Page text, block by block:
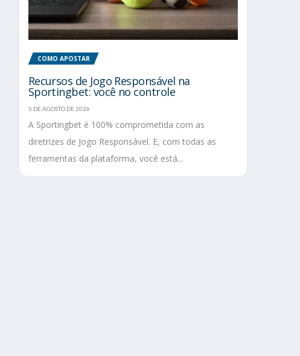
COMO APOSTAR
Recursos de Jogo Responsável na
Sportingbet: você no controle
5 DE AGOSTO DE 2026
A Sportingbet é 100% comprometida com as
diretrizes de Jogo Responsável. E, com todas as
ferramentas da plataforma, você está...